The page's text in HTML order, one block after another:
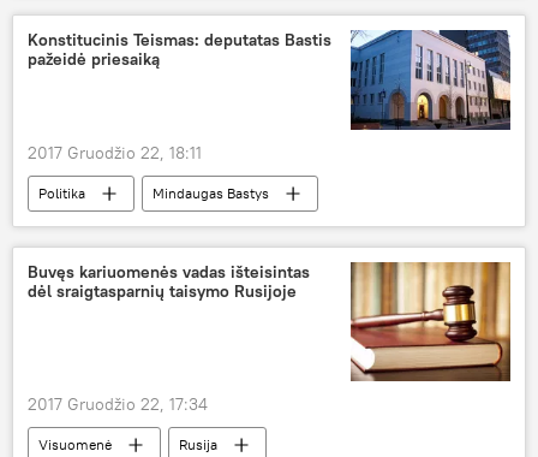
Konstitucinis Teismas: deputatas Bastis
pažeidė priesaiką
2017 Gruodžio 22, 18:11
Politika
Mindaugas Bastys
Konstitucinis Teismas
Konstitucija
Buvęs kariuomenės vadas išteisintas
dėl sraigtasparnių taisymo Rusijoje
2017 Gruodžio 22, 17:34
Visuomenė
Rusija